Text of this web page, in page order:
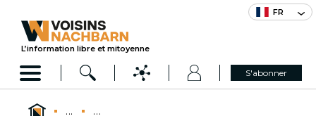
FR
L’information libre et mitoyenne
S'abonner
... ...